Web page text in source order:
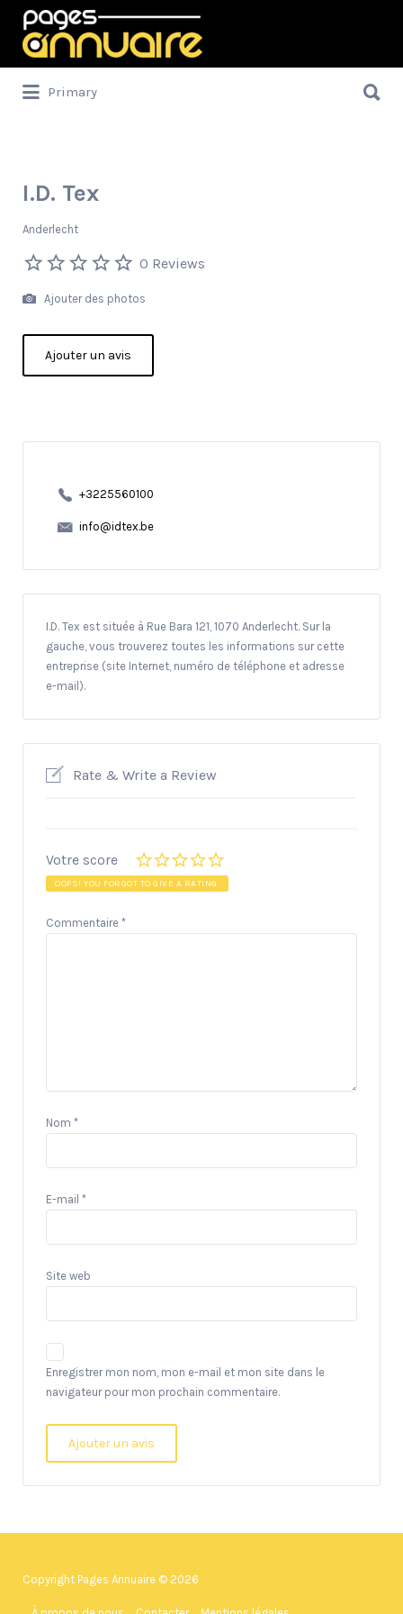
Rechercher:
Primary
I.D. Tex
Anderlecht
0 Reviews
Ajouter des photos
Ajouter un avis
+3225560100
info@idtex.be
I.D. Tex est située à Rue Bara 121, 1070 Anderlecht. Sur la
gauche, vous trouverez toutes les informations sur cette
entreprise (site Internet, numéro de téléphone et adresse
e-mail).
Rate & Write a Review
Votre score
OOPS! YOU FORGOT TO GIVE A RATING.
Commentaire *
Nom *
E-mail *
Site web
Enregistrer mon nom, mon e-mail et mon site dans le
navigateur pour mon prochain commentaire.
Copyright Pages Annuaire © 2026